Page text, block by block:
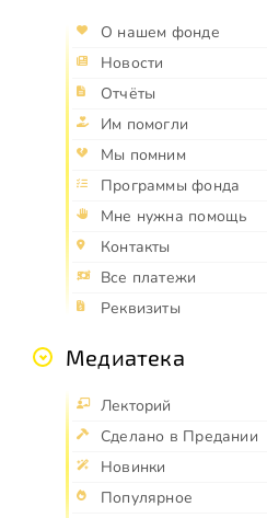
О нашем фонде
Новости
Отчёты
Им помогли
Мы помним
Программы фонда
Мне нужна помощь
Контакты
Все платежи
Реквизиты
Медиатека
Лекторий
Сделано в Предании
Новинки
Популярное